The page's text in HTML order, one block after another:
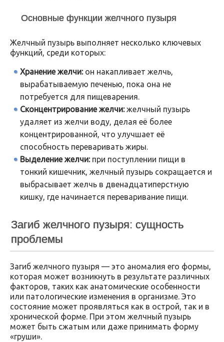
Основные функции желчного пузыря
Желчный пузырь выполняет несколько ключевых
функций, среди которых:
Хранение желчи:он накапливает желчь,
вырабатываемую печенью, пока она не
потребуется для пищеварения.
Сконцентрирование желчи:желчный пузырь
удаляет из желчи воду, делая её более
концентрированной, что улучшает её
способность переваривать жиры.
Выделение желчи:при поступлении пищи в
тонкий кишечник, желчный пузырь сокращается и
выбрасывает желчь в двенадцатиперстную
кишку, где начинается переваривание пищи.
Загиб желчного пузыря: сущность
проблемы
Загиб желчного пузыря — это аномалия его формы,
которая может возникнуть в результате различных
факторов, таких как анатомические особенности
или патологические изменения в организме. Это
состояние может проявляться как в острой, так и в
хронической форме. При этом желчный пузырь
может быть сжатым или даже принимать форму
«груши».